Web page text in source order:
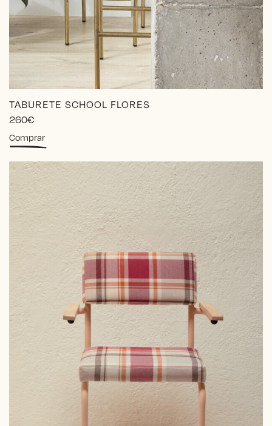
TABURETE SCHOOL FLORES
260€
ComprarEste
producto
tiene
variantes.
Las
opciones
se
pueden
la
página
producto